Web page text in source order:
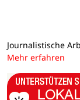
Journalistische
Mehr erfahren